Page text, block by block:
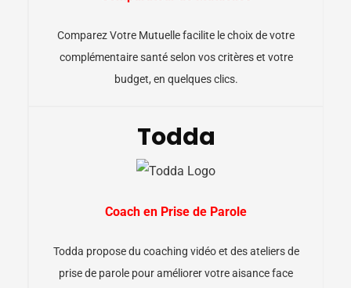
Comparez Votre Mutuelle facilite le choix de votre
complémentaire santé selon vos critères et votre
budget, en quelques clics.
Todda
Coach en Prise de Parole
Todda propose du coaching vidéo et des ateliers de
prise de parole pour améliorer votre aisance face